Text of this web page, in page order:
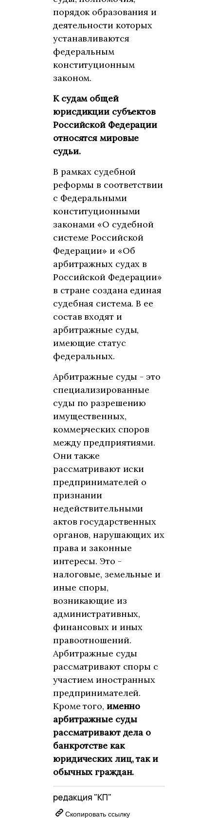
порядок образования и
деятельности которых
устанавливаются
федеральным
конституционным
законом.
К судам общей
юрисдикции субъектов
Российской Федерации
относятся мировые
судьи.
В рамках судебной
реформы в соответствии
с Федеральными
конституционными
законами «О судебной
системе Российской
Федерации» и «Об
арбитражных судах в
Российской Федерации»
в стране создана единая
судебная система. В ее
состав входят и
арбитражные суды,
имеющие статус
федеральных.
Арбитражные суды - это
специализированные
суды по разрешению
имущественных,
коммерческих споров
между предприятиями.
Они также
рассматривают иски
предпринимателей о
признании
недействительными
актов государственных
органов, нарушающих их
права и законные
интересы. Это -
налоговые, земельные и
иные споры,
возникающие из
административных,
финансовых и иных
правоотношений.
Арбитражные суды
рассматривают споры с
участием иностранных
предпринимателей.
Кроме того, именно
арбитражные суды
рассматривают дела о
банкротстве как
юридических лиц, так и
обычных граждан.
редакция "КП"
Скопировать ссылку